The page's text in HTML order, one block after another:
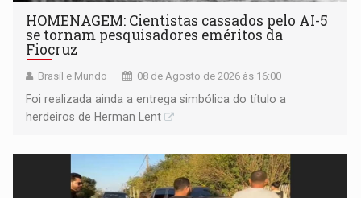
HOMENAGEM: Cientistas cassados pelo AI-5
se tornam pesquisadores eméritos da
Fiocruz
Brasil e Mundo 08 de Agosto de 2026 às 16:00
Foi realizada ainda a entrega simbólica do título a
herdeiros de Herman Lent